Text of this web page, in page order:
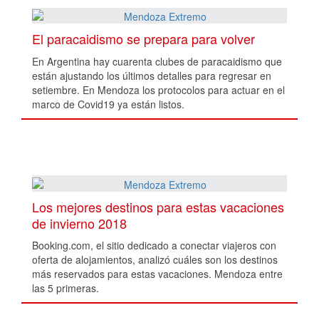
El paracaidismo se prepara para volver
En Argentina hay cuarenta clubes de paracaidismo que
están ajustando los últimos detalles para regresar en
setiembre. En Mendoza los protocolos para actuar en el
marco de Covid19 ya están listos.
Los mejores destinos para estas vacaciones
de invierno 2018
Booking.com, el sitio dedicado a conectar viajeros con
oferta de alojamientos, analizó cuáles son los destinos
más reservados para estas vacaciones. Mendoza entre
las 5 primeras.